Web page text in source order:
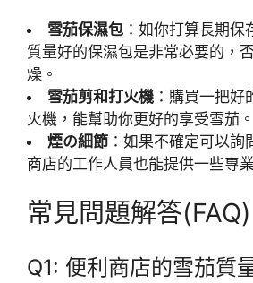
雪茄保濕包 ：如你打算長期保
質量好的保濕包是非常必要的，
燥。
雪茄剪和打火機 ：購買一把
火機，能幫助你更好的享受雪茄。
煙の細節 ：如果不確定可以詢
商店的工作人員也能提供一些專
常見問題解答(FAQ)
Q1: 便利商店的雪茄質